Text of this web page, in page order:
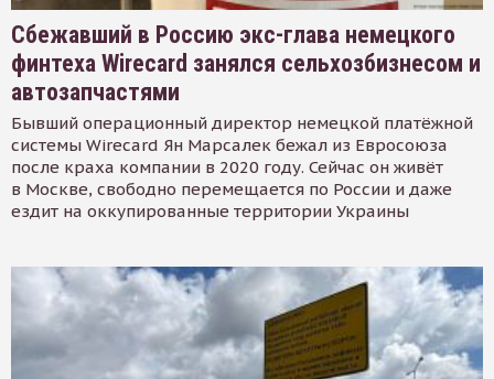
Сбежавший в Россию экс-глава немецкого
финтеха Wirecard занялся сельхозбизнесом и
автозапчастями
Бывший операционный директор немецкой платёжной
системы Wirecard Ян Марсалек бежал из Евросоюза
после краха компании в 2020 году. Сейчас он живёт
в Москве, свободно перемещается по России и даже
ездит на оккупированные территории Украины